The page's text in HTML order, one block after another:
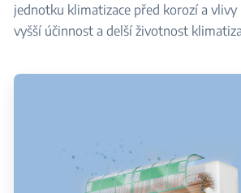
jednotku klimatizace před korozí a vlivy
vyšší účinnost a delší životnost